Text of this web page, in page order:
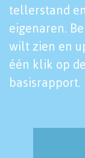
tellerstand
eigenaren.
wilt zien en
één klik op
basisrapport.